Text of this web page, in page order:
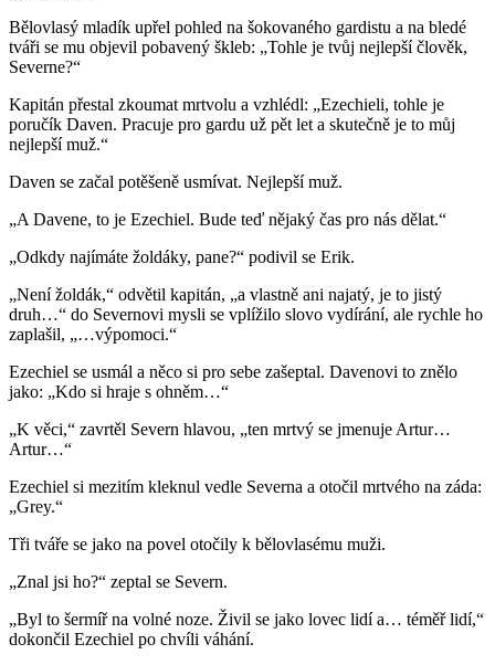
Bělovlasý mladík upřel pohled na šokovaného gardistu a na bledé
tváři se mu objevil pobavený škleb: „Tohle je tvůj nejlepší člověk,
Severne?“
Kapitán přestal zkoumat mrtvolu a vzhlédl: „Ezechieli, tohle je
poručík Daven. Pracuje pro gardu už pět let a skutečně je to můj
nejlepší muž.“
Daven se začal potěšeně usmívat. Nejlepší muž.
„A Davene, to je Ezechiel. Bude teď nějaký čas pro nás dělat.“
„Odkdy najímáte žoldáky, pane?“ podivil se Erik.
„Není žoldák,“ odvětil kapitán, „a vlastně ani najatý, je to jistý
druh…“ do Severnovi mysli se vplížilo slovo vydírání, ale rychle ho
zaplašil, „…výpomoci.“
Ezechiel se usmál a něco si pro sebe zašeptal. Davenovi to znělo
jako: „Kdo si hraje s ohněm…“
„K věci,“ zavrtěl Severn hlavou, „ten mrtvý se jmenuje Artur…
Artur…“
Ezechiel si mezitím kleknul vedle Severna a otočil mrtvého na záda:
„Grey.“
Tři tváře se jako na povel otočily k bělovlasému muži.
„Znal jsi ho?“ zeptal se Severn.
„Byl to šermíř na volné noze. Živil se jako lovec lidí a… téměř lidí,“
dokončil Ezechiel po chvíli váhání.